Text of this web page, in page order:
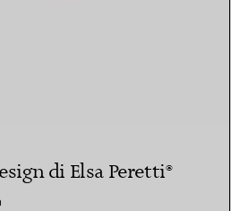
di Elsa Peretti®